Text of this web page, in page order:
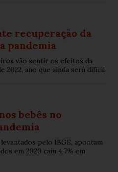
recuperação da
pandemia
vão sentir os efeitos da
2022, ano que ainda será difícil
bebês no
pelo IBGE, apontam
em 2020 caiu 4,7% em